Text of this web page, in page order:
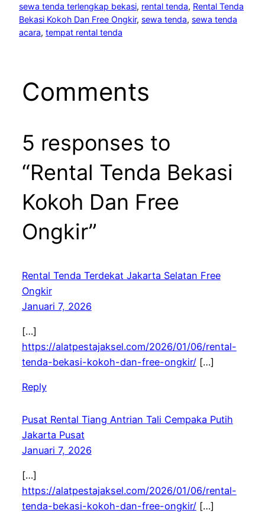
sewa tenda terlengkap bekasi, rental tenda, Rental Tenda
Bekasi Kokoh Dan Free Ongkir, sewa tenda, sewa tenda
acara, tempat rental tenda
Comments
5 responses to
“Rental Tenda Bekasi
Kokoh Dan Free
Ongkir”
Rental Tenda Terdekat Jakarta Selatan Free
Ongkir
Januari 7, 2026
[…]
https://alatpestajaksel.com/2026/01/06/rental-
tenda-bekasi-kokoh-dan-free-ongkir/[…]
Reply
Pusat Rental Tiang Antrian Tali Cempaka Putih
Jakarta Pusat
Januari 7, 2026
[…]
https://alatpestajaksel.com/2026/01/06/rental-
tenda-bekasi-kokoh-dan-free-ongkir/[…]